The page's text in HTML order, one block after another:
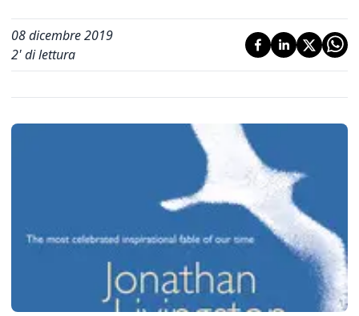
08 dicembre 2019
2' di lettura